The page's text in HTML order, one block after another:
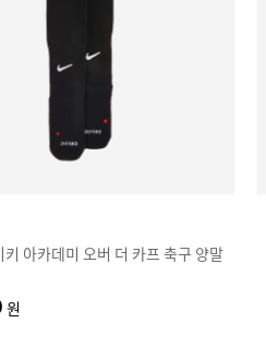
키 아카데미 오버 더 카프 축구 양말
원